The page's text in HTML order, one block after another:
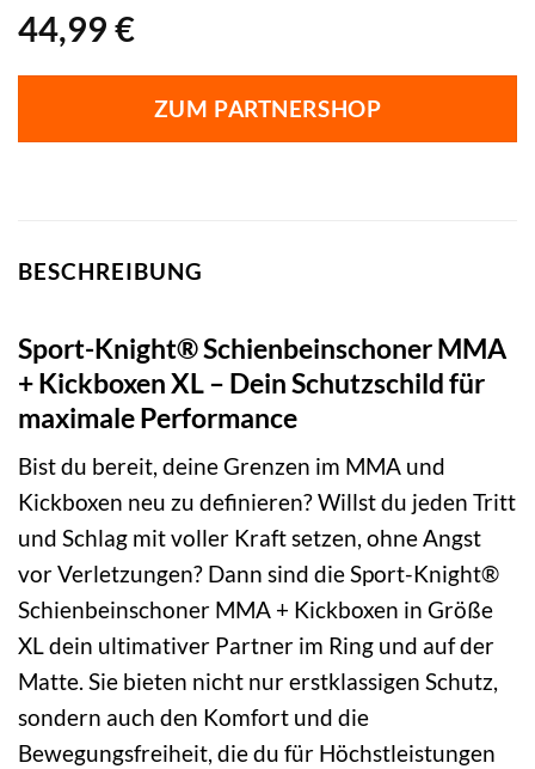
44,99 €
ZUM PARTNERSHOP
BESCHREIBUNG
Sport-Knight® Schienbeinschoner MMA
+ Kickboxen XL – Dein Schutzschild für
maximale Performance
Bist du bereit, deine Grenzen im MMA und
Kickboxen neu zu definieren? Willst du jeden Tritt
und Schlag mit voller Kraft setzen, ohne Angst
vor Verletzungen? Dann sind die Sport-Knight®
Schienbeinschoner MMA + Kickboxen in Größe
XL dein ultimativer Partner im Ring und auf der
Matte. Sie bieten nicht nur erstklassigen Schutz,
sondern auch den Komfort und die
Bewegungsfreiheit, die du für Höchstleistungen